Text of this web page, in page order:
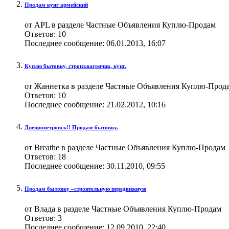
Продам кунг армейский
от APL в разделе Частные Объявления Куплю-Продам
Ответов: 10
Последнее сообщение: 06.01.2013, 16:07
Куплю бытовку, строит.вагончик, кунг.
от Жаннетка в разделе Частные Объявления Куплю-
Ответов: 10
Последнее сообщение: 21.02.2012, 10:16
Днепропетровск!! Продам бытовку.
от Breathe в разделе Частные Объявления Куплю-Продам
Ответов: 18
Последнее сообщение: 30.11.2010, 09:55
Продам бытовку –строительную передвижную
от Влада в разделе Частные Объявления Куплю-Продам
Ответов: 3
Последнее сообщение: 12.09.2010, 22:40